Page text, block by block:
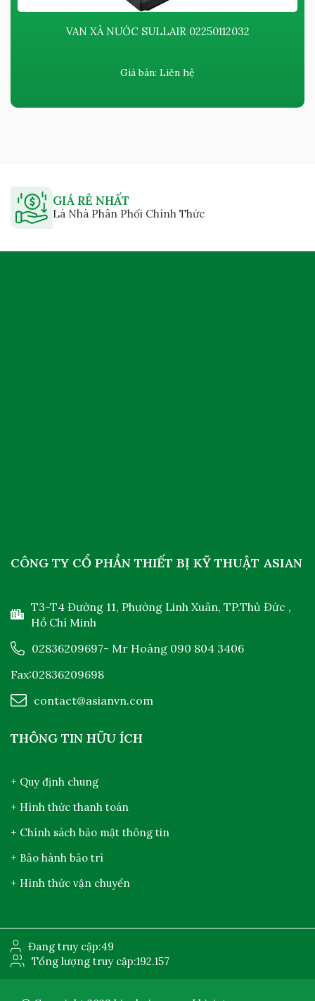
VAN XẢ NƯỚC SULLAIR 02250112032
Giá bán: Liên hệ
GIÁ RẺ NHẤT
Là Nhà Phân Phối Chính Thức
CÔNG TY CỔ PHẦN THIẾT BỊ KỸ THUẬT ASIAN
T3-T4 Đường 11, Phường Linh Xuân, TP.Thủ Đức ,
Hồ Chí Minh
02836209697- Mr Hoàng 090 804 3406
Fax:02836209698
contact@asianvn.com
THÔNG TIN HỮU ÍCH
+ Quy định chung
+ Hình thức thanh toán
+ Chính sách bảo mật thông tin
+ Bảo hành bảo trì
+ Hình thức vận chuyển
Đang truy cập:49
Tổng lượng truy cập:192.157